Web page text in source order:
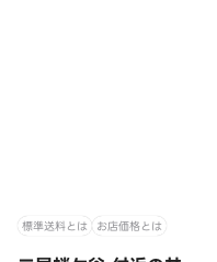
標準送料とは お店価格とは